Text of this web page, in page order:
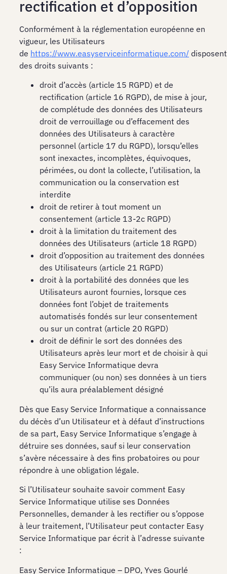
rectification et d’opposition
Conformément à la réglementation européenne en
vigueur, les Utilisateurs
de https://www.easyserviceinformatique.com/ disposent
des droits suivants :
droit d’accès (article 15 RGPD) et de
rectification (article 16 RGPD), de mise à jour,
de complétude des données des Utilisateurs
droit de verrouillage ou d’effacement des
données des Utilisateurs à caractère
personnel (article 17 du RGPD), lorsqu’elles
sont inexactes, incomplètes, équivoques,
périmées, ou dont la collecte, l’utilisation, la
communication ou la conservation est
interdite
droit de retirer à tout moment un
consentement (article 13-2c RGPD)
droit à la limitation du traitement des
données des Utilisateurs (article 18 RGPD)
droit d’opposition au traitement des données
des Utilisateurs (article 21 RGPD)
droit à la portabilité des données que les
Utilisateurs auront fournies, lorsque ces
données font l’objet de traitements
automatisés fondés sur leur consentement
ou sur un contrat (article 20 RGPD)
droit de définir le sort des données des
Utilisateurs après leur mort et de choisir à qui
Easy Service Informatique devra
communiquer (ou non) ses données à un tiers
qu’ils aura préalablement désigné
Dès que Easy Service Informatique a connaissance
du décès d’un Utilisateur et à défaut d’instructions
de sa part, Easy Service Informatique s’engage à
détruire ses données, sauf si leur conservation
s’avère nécessaire à des fins probatoires ou pour
répondre à une obligation légale.
Si l’Utilisateur souhaite savoir comment Easy
Service Informatique utilise ses Données
Personnelles, demander à les rectifier ou s’oppose
à leur traitement, l’Utilisateur peut contacter Easy
Service Informatique par écrit à l’adresse suivante
:
Easy Service Informatique – DPO, Yves Gourlé